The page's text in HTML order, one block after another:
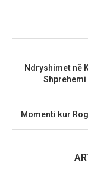
Ndryshimet në
Momenti kur